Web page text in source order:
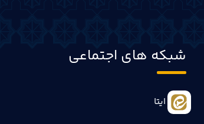
شبکه های اجتماعی
ایتا